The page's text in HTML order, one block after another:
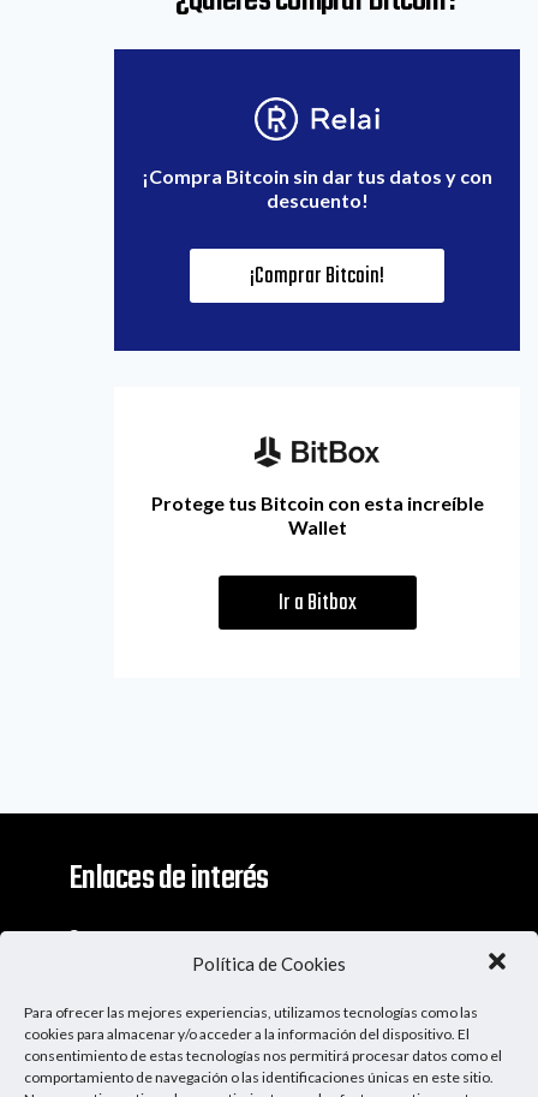
Política de Cookies
Para ofrecer las mejores experiencias, utilizamos tecnologías como las
cookies para almacenar y/o acceder a la información del dispositivo. El
consentimiento de estas tecnologías nos permitirá procesar datos como el
comportamiento de navegación o las identificaciones únicas en este sitio.
¡Compra Bitcoin sin dar tus datos y con
descuento!
¡Comprar Bitcoin!
Protege tus Bitcoin con esta increíble
Wallet
Ir a Bitbox
Enlaces de interés
Contacto
Descargo De Responsabilidad
Apoya al Podcast
Ser Patrocinador